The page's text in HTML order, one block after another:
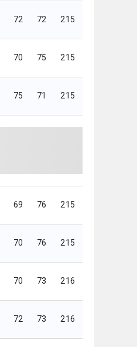
72 72 215
70 75 215
75 71 215
69 76 215
70 76 215
70 73 216
72 73 216